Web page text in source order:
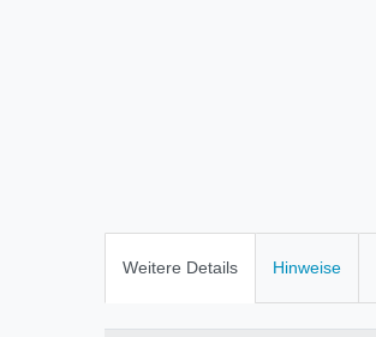
Weitere Details Hinweise